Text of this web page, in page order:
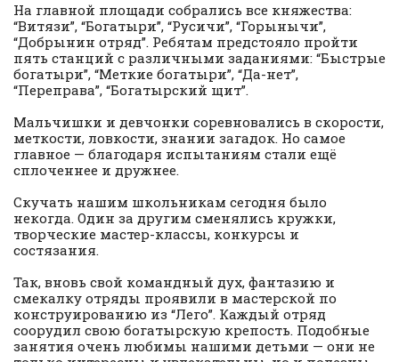
На главной площади собрались все княжества:
“Витязи”, “Богатыри”, “Русичи”, “Горынычи”,
“Добрынин отряд”. Ребятам предстояло пройти
пять станций с различными заданиями: “Быстрые
богатыри”, “Меткие богатыри”, “Да-нет”,
“Переправа”, “Богатырский щит”.
Мальчишки и девчонки соревновались в скорости,
меткости, ловкости, знании загадок. Но самое
главное — благодаря испытаниям стали ещё
сплоченнее и дружнее.
Скучать нашим школьникам сегодня было
некогда. Один за другим сменялись кружки,
творческие мастер-классы, конкурсы и
состязания.
Так, вновь свой командный дух, фантазию и
смекалку отряды проявили в мастерской по
конструированию из “Лего”. Каждый отряд
соорудил свою богатырскую крепость. Подобные
занятия очень любимы нашими детьми — они не